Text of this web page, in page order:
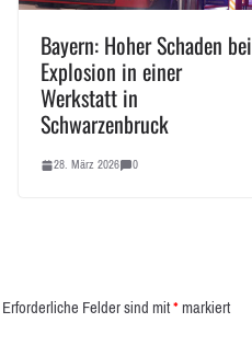
Bayern: Hoher Schaden bei
Explosion in einer
Werkstatt in
Schwarzenbruck
28. März 2026 0
Erforderliche Felder sind mit*markiert